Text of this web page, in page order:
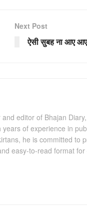
Next Post
ऐसी सुबह ना आए
editor of Bhajan
of experience in
he is committed to
easy-to-read format